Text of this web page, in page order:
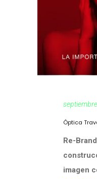
Óptica
Re-
imagen